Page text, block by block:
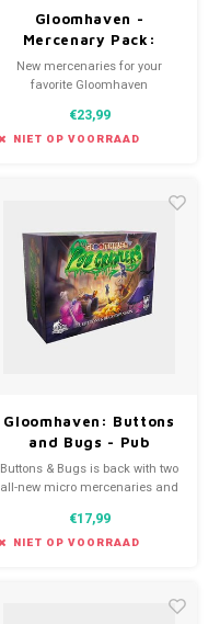
Gloomhaven -
Mercenary Pack:
Anaphi, Fallen Lion
New mercenaries for your
favorite Gloomhaven
€23,99
NIET OP VOORRAAD
Gloomhaven: Buttons
and Bugs - Pub
Crawlers expansion
Buttons & Bugs is back with two
all-new micro mercenaries and
campaign!
€17,99
NIET OP VOORRAAD